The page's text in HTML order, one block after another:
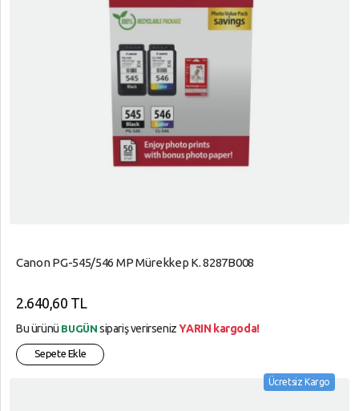
Canon PG-545/546 MP Mürekkep K. 8287B008
2.640,60 TL
Bu ürünü BUGÜN sipariş verirsenizYARIN kargoda!
Sepete Ekle
Ücretsiz Kargo